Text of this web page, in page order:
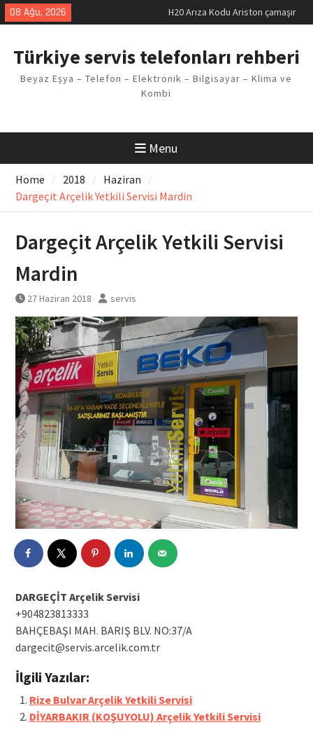
Skip
to
08 Ağu, 2026
H20 Arıza Kodu Ariston çamaşır
makinesi Sorunu
Arçelik buzdolabı F5 Hatası
Vaillant çamaşır makinesi E03
Arıza Kodu
Türkiye servis telefonları rehberi
Beyaz Eşya – Telefon – Elektronik – Bilgisayar – Klima ve
Kombi
Menu
Home 2018
Haziran
Dargeçit Arçelik Yetkili Servisi Mardin
Dargeçit Arçelik Yetkili Servisi
Mardin
27 Haziran 2018 servis
DARGEÇİT Arçelik Servisi
+904823813333
BAHÇEBAŞI MAH. BARIŞ BLV. NO:37/A
dargecit@servis.arcelik.com.tr
İlgili Yazılar:
Rize Bulvar Arçelik Yetkili Servisi
DİYARBAKIR (KOŞUYOLU) Arçelik Yetkili Servisi